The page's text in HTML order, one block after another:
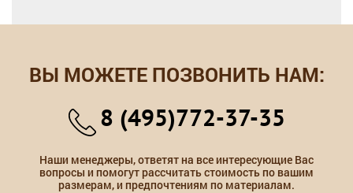
ВЫ МОЖЕТЕ ПОЗВОНИТЬ НАМ:
8 (495)772-37-35
Наши менеджеры, ответят на все интересующие Вас
вопросы и помогут рассчитать стоимость по вашим
размерам, и предпочтениям по материалам.